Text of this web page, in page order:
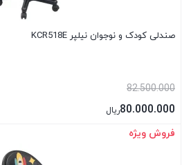
صندلی کودک و نوجوان نیلپر KCR518E
82.500.000
80.000.000ریال
بستن
فروش ویژه